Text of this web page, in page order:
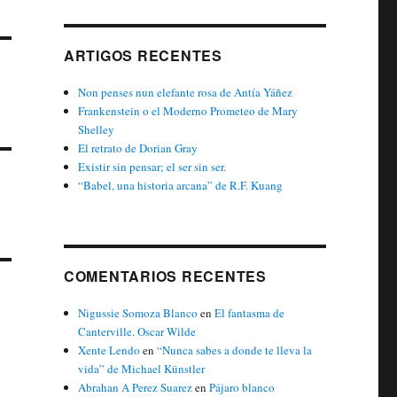
ARTIGOS RECENTES
Non penses nun elefante rosa de Antía Yáñez
Frankenstein o el Moderno Prometeo de Mary
Shelley
El retrato de Dorian Gray
Existir sin pensar; el ser sin ser.
“Babel, una historia arcana” de R.F. Kuang
COMENTARIOS RECENTES
Nigussie Somoza Blanco enEl fantasma de
Canterville. Oscar Wilde
Xente Lendo en“Nunca sabes a donde te lleva la
vida” de Michael Künstler
Abrahan A Perez SuarezenPájaro blanco